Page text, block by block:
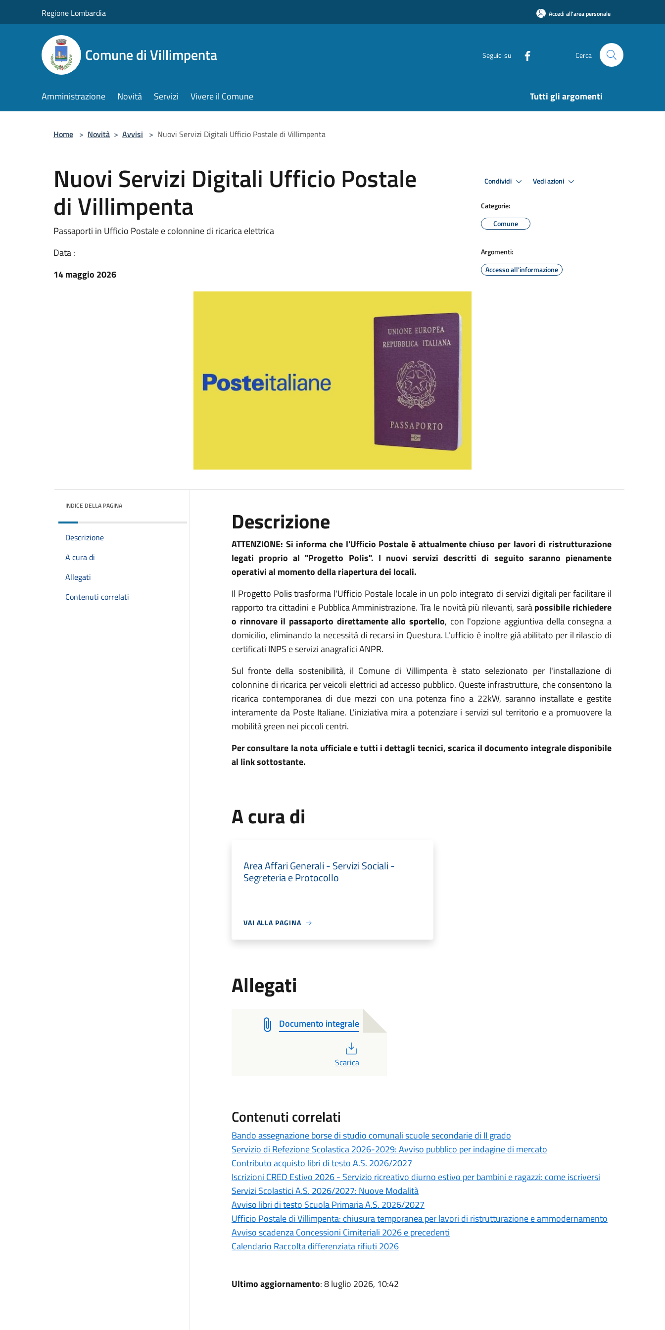
Regione Lombardia Accedi all'area personale
Comune di Villimpenta Seguici su Cerca
Amministrazione Novità Servizi Vivere il Comune Tutti gli argomenti
Home > Novità > Avvisi > Nuovi Servizi Digitali Ufficio Postale di Villimpenta
Nuovi Servizi Digitali Ufficio Postale
di Villimpenta
Passaporti in Ufficio Postale e colonnine di ricarica elettrica
Data :
14 maggio 2026
Condividi Vedi azioni
Categorie:
Comune
Argomenti:
Accesso all'informazione
INDICE DELLA PAGINA
Descrizione
A cura di
Allegati
Contenuti correlati
Descrizione
ATTENZIONE: Si informa che l'Ufficio Postale è attualmente chiuso per lavori di ristrutturazione
legati proprio al "Progetto Polis". I nuovi servizi descritti di seguito saranno pienamente
operativi al momento della riapertura dei locali.
Il Progetto Polis trasforma l'Ufficio Postale locale in un polo integrato di servizi digitali per facilitare il
rapporto tra cittadini e Pubblica Amministrazione.Tra le novità più rilevanti, saràpossibile richiedere
o rinnovare il passaporto direttamente allo sportello, con l'opzione aggiuntiva della consegna a
domicilio, eliminando la necessità di recarsi in Questura. L'ufficio è inoltre già abilitato per il rilascio di
certificati INPS e servizi anagrafici ANPR.
Sul fronte della sostenibilità, il Comune di Villimpenta è stato selezionato per l'installazione di
colonnine di ricarica per veicoli elettrici ad accesso pubblico. Queste infrastrutture, che consentono la
ricarica contemporanea di due mezzi con una potenza fino a 22kW, saranno installate e gestite
interamente da Poste Italiane. L'iniziativa mira a potenziare i servizi sul territorio e a promuovere la
mobilità green nei piccoli centri.
Per consultare la nota ufficiale e tutti i dettagli tecnici, scarica il documento integrale disponibile
al link sottostante.
A cura di
Area Affari Generali - Servizi Sociali -
Segreteria e Protocollo
VAI ALLA PAGINA
Allegati
Documento integrale
Scarica
Contenuti correlati
Bando assegnazione borse di studio comunali scuole secondarie di II grado
Servizio di Refezione Scolastica 2026-2029: Avviso pubblico per indagine di mercato
Contributo acquisto libri di testo A.S. 2026/2027
Iscrizioni CRED Estivo 2026 - Servizio ricreativo diurno estivo per bambini e ragazzi: come iscriversi
Servizi Scolastici A.S. 2026/2027: Nuove Modalità
Avviso libri di testo Scuola Primaria A.S. 2026/2027
Ufficio Postale di Villimpenta: chiusura temporanea per lavori di ristrutturazione e ammodernamento
Avviso scadenza Concessioni Cimiteriali 2026 e precedenti
Calendario Raccolta differenziata rifiuti 2026
Ultimo aggiornamento: 8 luglio 2026, 10:42